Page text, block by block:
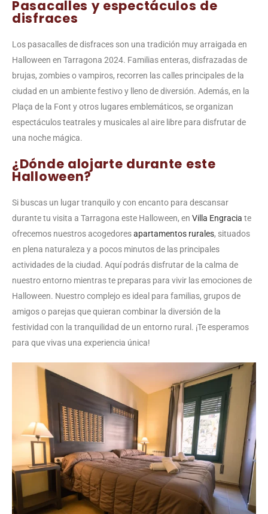
Pasacalles y espectáculos de
disfraces
Los pasacalles de disfraces son una tradición muy arraigada en
Halloween en Tarragona 2024. Familias enteras, disfrazadas de
brujas, zombies o vampiros, recorren las calles principales de la
ciudad en un ambiente festivo y lleno de diversión. Además, en la
Plaça de la Font y otros lugares emblemáticos, se organizan
espectáculos teatrales y musicales al aire libre para disfrutar de
una noche mágica.
¿Dónde alojarte durante este
Halloween?
Si buscas un lugar tranquilo y con encanto para descansar
durante tu visita a Tarragona este Halloween, en Villa Engracia te
ofrecemos nuestros acogedoresapartamentos rurales, situados
en plena naturaleza y a pocos minutos de las principales
actividades de la ciudad. Aquí podrás disfrutar de la calma de
nuestro entorno mientras te preparas para vivir las emociones de
Halloween. Nuestro complejo es ideal para familias, grupos de
amigos o parejas que quieran combinar la diversión de la
festividad con la tranquilidad de un entorno rural. ¡Te esperamos
para que vivas una experiencia única!